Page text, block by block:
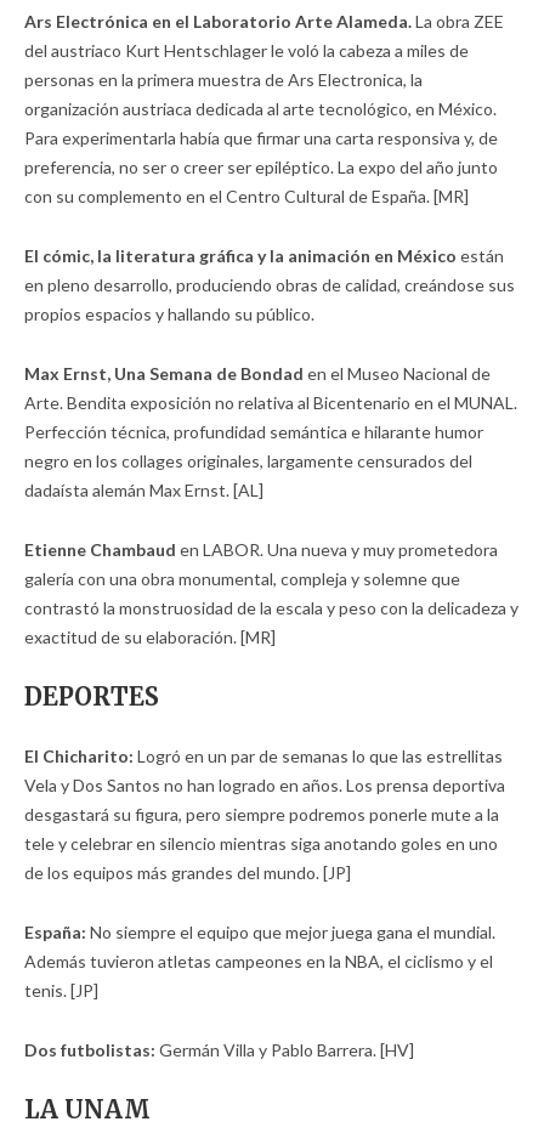
Ars Electrónica en el Laboratorio Arte Alameda.La obra ZEE
del austriaco Kurt Hentschlager le voló la cabeza a miles de
personas en la primera muestra de Ars Electronica, la
organización austriaca dedicada al arte tecnológico, en México.
Para experimentarla había que firmar una carta responsiva y, de
preferencia, no ser o creer ser epiléptico. La expo del año junto
con su complemento en el Centro Cultural de España. [MR]
El cómic, la literatura gráfica y la animación en México están
en pleno desarrollo, produciendo obras de calidad, creándose sus
propios espacios y hallando su público.
Max Ernst, Una Semana de Bondad en el Museo Nacional de
Arte. Bendita exposición no relativa al Bicentenario en el MUNAL.
Perfección técnica, profundidad semántica e hilarante humor
negro en los collages originales, largamente censurados del
dadaísta alemán Max Ernst. [AL]
Etienne Chambaud en LABOR. Una nueva y muy prometedora
galería con una obra monumental, compleja y solemne que
contrastó la monstruosidad de la escala y peso con la delicadeza y
exactitud de su elaboración. [MR]
DEPORTES
El Chicharito: Logró en un par de semanas lo que las estrellitas
Vela y Dos Santos no han logrado en años. Los prensa deportiva
desgastará su figura, pero siempre podremos ponerle mute a la
tele y celebrar en silencio mientras siga anotando goles en uno
de los equipos más grandes del mundo. [JP]
España: No siempre el equipo que mejor juega gana el mundial.
Además tuvieron atletas campeones en la NBA, el ciclismo y el
tenis. [JP]
Dos futbolistas: Germán Villa y Pablo Barrera. [HV]
LA UNAM